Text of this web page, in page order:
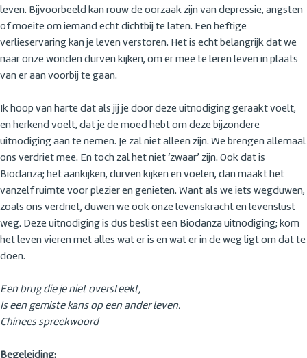
leven. Bijvoorbeeld kan rouw de oorzaak zijn van depressie, angsten
of moeite om iemand echt dichtbij te laten. Een heftige
verlieservaring kan je leven verstoren. Het is echt belangrijk dat we
naar onze wonden durven kijken, om er mee te leren leven in plaats
van er aan voorbij te gaan.
Ik hoop van harte dat als jij je door deze uitnodiging geraakt voelt,
en herkend voelt, dat je de moed hebt om deze bijzondere
uitnodiging aan te nemen. Je zal niet alleen zijn. We brengen allemaal
ons verdriet mee. En toch zal het niet ‘zwaar’ zijn. Ook dat is
Biodanza; het aankijken, durven kijken en voelen, dan maakt het
vanzelf ruimte voor plezier en genieten. Want als we iets wegduwen,
zoals ons verdriet, duwen we ook onze levenskracht en levenslust
weg. Deze uitnodiging is dus beslist een Biodanza uitnodiging; kom
het leven vieren met alles wat er is en wat er in de weg ligt om dat te
doen.
Een brug die je niet oversteekt,
Is een gemiste kans op een ander leven.
Chinees spreekwoord
Begeleiding: